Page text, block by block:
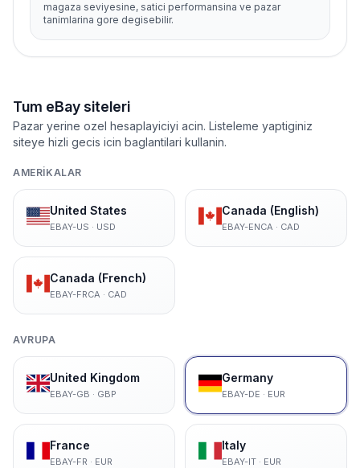
magaza seviyesine, satici performansina ve pazar
tanimlarina gore degisebilir.
Tum eBay siteleri
Pazar yerine ozel hesaplayiciyi acin. Listeleme yaptiginiz
siteye hizli gecis icin baglantilari kullanin.
AMERIKALAR
United States
EBAY-US · USD
Canada (English)
EBAY-ENCA · CAD
Canada (French)
EBAY-FRCA · CAD
AVRUPA
United Kingdom
EBAY-GB · GBP
Germany
EBAY-DE · EUR
France
EBAY-FR · EUR
Italy
EBAY-IT· EUR